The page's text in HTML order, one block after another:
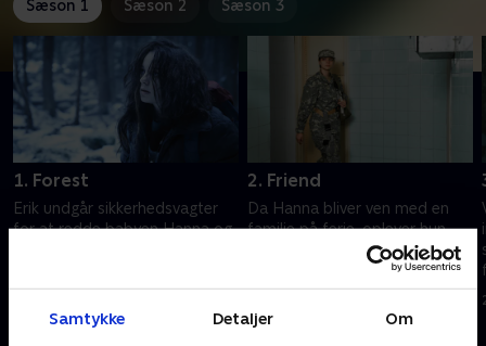
Samtykke Detaljer Om
Sæson 1 Sæson 2 Sæson 3
1. Forest
Erik undgår sikkerhedsvagter
for at redde babyen Hanna og
2. Friend
Da Hanna bliver ven med en
familie på ferie, oplever hun
teenagelivets fristelser.